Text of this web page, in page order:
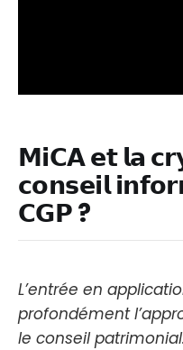
𝗠𝗶𝗖𝗔 𝗲𝘁 𝗹𝗮
𝗰𝗼𝗻𝘀𝗲𝗶𝗹
𝗖𝗚𝗣 ?
L’entrée en
profondément
le conseil patrimonial.